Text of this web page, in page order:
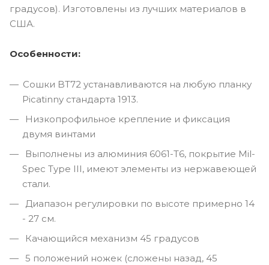
градусов). Изготовлены из лучших материалов в
США.
Особенности:
Сошки BT72 устанавливаются на любую планку
Picatinny стандарта 1913.
Низкопрофильное крепление и фиксация
двумя винтами
Выполнены из алюминия 6061-T6, покрытие Mil-
Spec Type III, имеют элементы из нержавеющей
стали.
Диапазон регулировки по высоте примерно 14
- 27 см.
Качающийся механизм 45 градусов
5 положений ножек (сложены назад, 45